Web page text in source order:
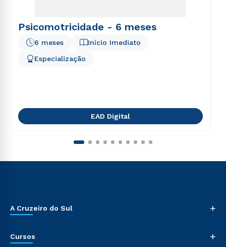
Psicomotricidade - 6 meses
Início Imediato
6 meses
Especialização
EAD Digital
A Cruzeiro do Sul +
Cursos +